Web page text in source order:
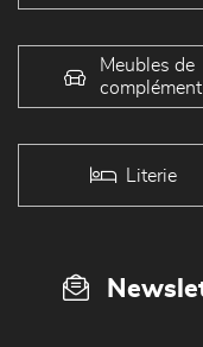
Meubles de
complément
Literie